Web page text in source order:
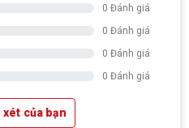
0 Đánh giá
0 Đánh giá
0 Đánh giá
0 Đánh giá
của bạn